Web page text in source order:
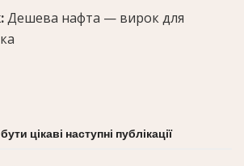
Дешева нафта — вирок для
цікаві наступні публікації